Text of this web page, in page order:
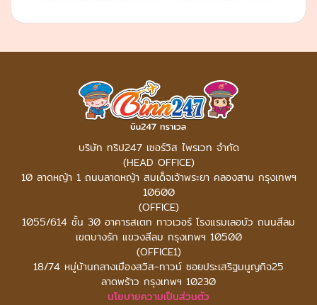
บริษัท ทริป247 เซอร์วิส ไพรเวท จำกัด
(HEAD OFFICE)
10 ลาดหญ้า 1 ถนนลาดหญ้า สมเด็จเจ้าพระยา คลองสาน กรุงเทพฯ
10600
(OFFICE)
1055/614 ชั้น 30 อาคารสเตท ทาวเวอร์ โรงแรมเลอบัว ถนนสีลม
เขตบางรัก แขวงสีลม กรุงเทพฯ 10500
(OFFICE1)
18/74 หมู่บ้านกลางเมืองสวิส-ทาวน์ ซอยประเสริฐมนูญกิจ25
ลาดพร้าว กรุงเทพฯ 10230
นโยบายความเป็นส่วนตัว